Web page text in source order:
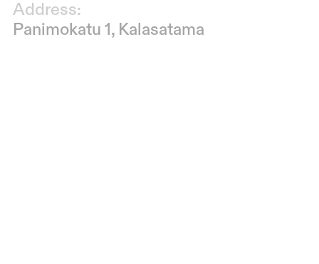
Address:
Panimokatu 1, Kalasatama